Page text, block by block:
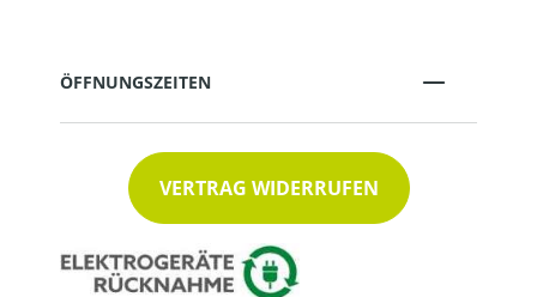
ÖFFNUNGSZEITEN
VERTRAG WIDERRUFEN